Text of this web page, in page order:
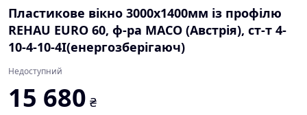
Пластикове вікно 3000х1400мм із профілю
REHAU EURO 60, ф-ра МАСО (Австрія), ст-т 4-
10-4-10-4I(енергозберігаюч)
Недоступний
15 680 ₴